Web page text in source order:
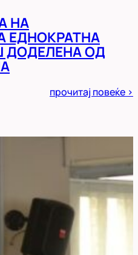
НА
ЕДНОКРАТНА
ОД
прочитај повеќе >